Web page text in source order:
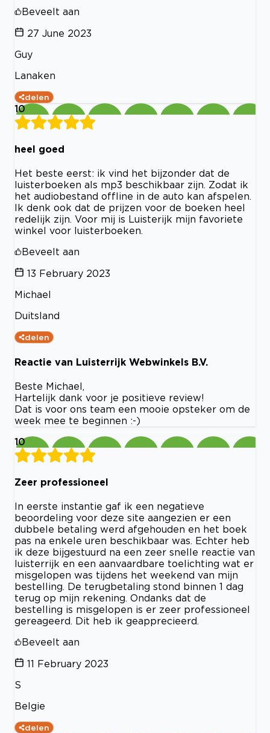
Beveelt aan
27 June 2023
Guy
Lanaken
delen
10
heel goed
Het beste eerst: ik vind het bijzonder dat de
luisterboeken als mp3 beschikbaar zijn. Zodat ik
het audiobestand offline in de auto kan afspelen.
Ik denk ook dat de prijzen voor de boeken heel
redelijk zijn. Voor mij is Luisterijk mijn favoriete
winkel voor luisterboeken.
Beveelt aan
13 February 2023
Michael
Duitsland
delen
Reactie van Luisterrijk Webwinkels B.V.
Beste Michael,
Hartelijk dank voor je positieve review!
Dat is voor ons team een mooie opsteker om de
week mee te beginnen :-)
10
Zeer professioneel
In eerste instantie gaf ik een negatieve
beoordeling voor deze site aangezien er een
dubbele betaling werd afgehouden en het boek
pas na enkele uren beschikbaar was. Echter heb
ik deze bijgestuurd na een zeer snelle reactie van
luisterrijk en een aanvaardbare toelichting wat er
misgelopen was tijdens het weekend van mijn
bestelling. De terugbetaling stond binnen 1 dag
terug op mijn rekening. Ondanks dat de
bestelling is misgelopen is er zeer professioneel
gereageerd. Dit heb ik geapprecieerd.
Beveelt aan
11 February 2023
S
Belgie
delen